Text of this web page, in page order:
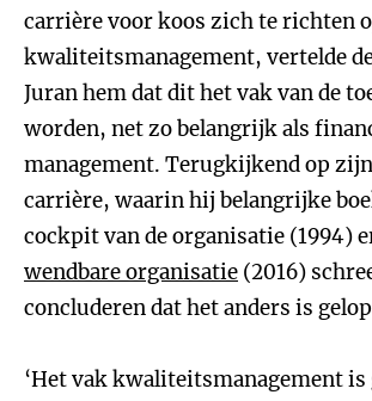
carrière voor koos zich te richten
kwaliteitsmanagement, vertelde
Juran hem dat dit het vak van de
worden, net zo belangrijk als
management. Terugkijkend op
carrière, waarin hij belangrijke
cockpit van de organisatie (1994)
wendbare organisatie (2016)
concluderen dat het anders is
‘Het vak kwaliteitsmanagement is